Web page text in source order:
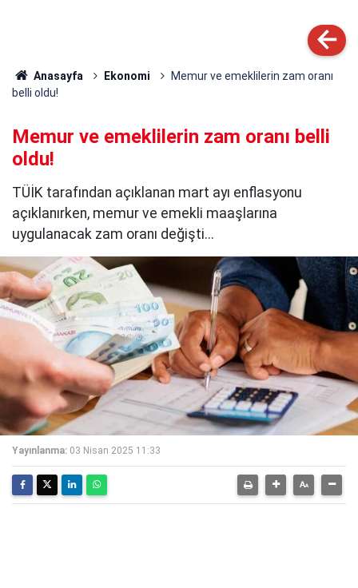
Anasayfa Ekonomi
Memur ve emeklilerin zam oranı
belli oldu!
Memur ve emeklilerin zam oranı belli
oldu!
TÜİK tarafından açıklanan mart ayı enflasyonu
açıklanırken, memur ve emekli maaşlarına
uygulanacak zam oranı değişti...
Yayınlanma: 03 Nisan 2025 11:33